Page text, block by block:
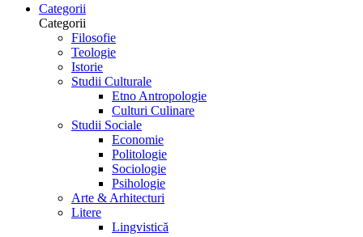
Categorii
Categorii
Filosofie
Teologie
Istorie
Studii Culturale
Etno Antropologie
Culturi Culinare
Studii Sociale
Economie
Politologie
Sociologie
Psihologie
Arte & Arhitecturi
Litere
Lingvistică